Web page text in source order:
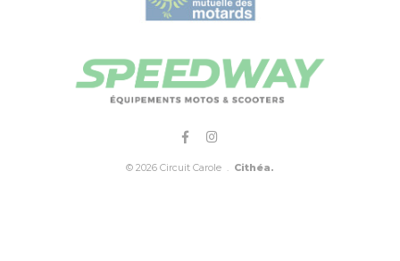
© 2026 Circuit Carole . Cithéa.